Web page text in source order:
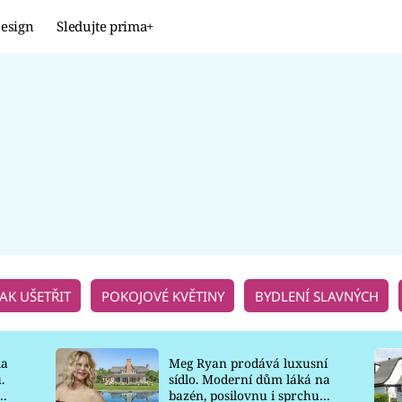
Sledujte prima+
UŠETŘIT POKOJOVÉ KVĚTINY BYDLENÍ SLAVNÝCH
Meg Ryan prodává luxusní
sídlo. Moderní dům láká na
bazén, posilovnu i sprchu